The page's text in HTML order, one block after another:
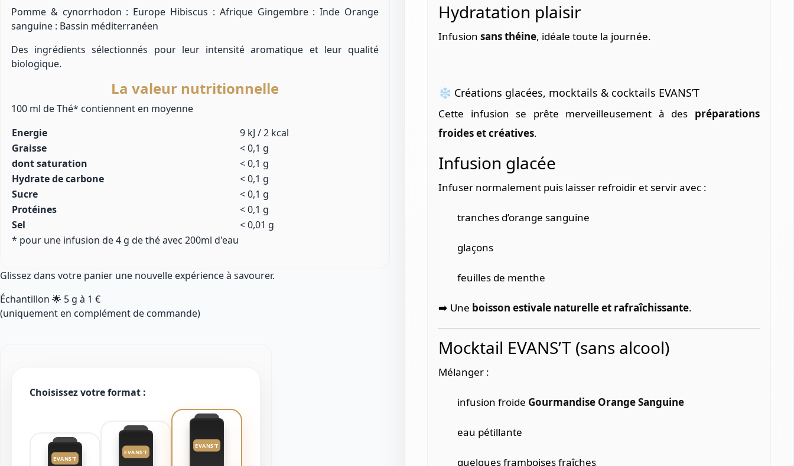
Pomme & cynorrhodon : Europe Hibiscus : Afrique Gingembre : Inde Orange
sanguine : Bassin méditerranéen
Des ingrédients sélectionnés pour leur intensité aromatique et leur qualité
biologique.
La valeur nutritionnelle
100 ml de Thé* contiennent en moyenne
Energie
9 kJ / 2 kcal
Graisse
< 0,1 g
dont saturation
< 0,1 g
Hydrate de carbone
< 0,1 g
Sucre
< 0,1 g
Protéines
< 0,1 g
Sel
< 0,01 g
* pour une infusion de 4 g de thé avec 200ml d'eau
Glissez dans votre panier une nouvelle expérience à savourer.
Échantillon 🌟 5 g à 1 €
(uniquement en complément de commande)
Choisissez votre format :
EVANS'T
EVANS'T
EVANS'T
Hydratation plaisir
Infusion sans théine, idéale toute la journée.
❄️ Créations glacées, mocktails & cocktails EVANS’T
Cette infusion se prête merveilleusement à des préparations
froides et créatives.
Infusion glacée
Infuser normalement puis laisser refroidir et servir avec :
tranches d’orange sanguine
glaçons
feuilles de menthe
➡️ Une boisson estivale naturelle et rafraîchissante.
Mocktail EVANS’T (sans alcool)
Mélanger :
infusion froide Gourmandise Orange Sanguine
eau pétillante
quelques framboises fraîches